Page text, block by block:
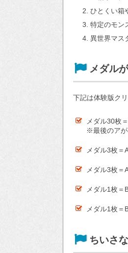
ひとくい箱
特定のモン
異世界マス
メダル
下記は体験版ク
メダル30枚
※最後のア
メダル3枚＝
メダル3枚＝
メダル1枚＝
メダル1枚＝
ちいさ